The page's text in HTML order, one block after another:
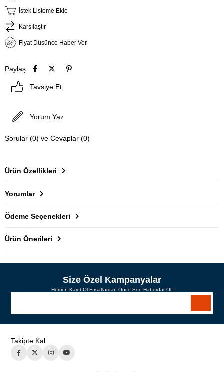
İstek Listeme Ekle
Karşılaştır
Fiyat Düşünce Haber Ver
Paylaş:
Tavsiye Et
Yorum Yaz
Sorular (0) ve Cevaplar (0)
Ürün Özellikleri
Yorumlar
Ödeme Seçenekleri
Ürün Önerileri
Size Özel Kampanyalar
Hemen Kayıt Ol Fırsatlardan Önce Sen Haberdar Ol!
Takipte Kal